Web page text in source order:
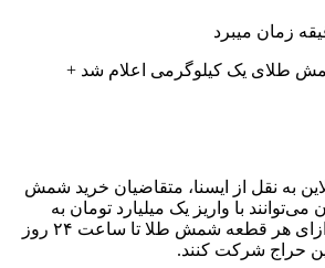
به نقل از ایسنا، متقاضیان خرید شمش
با واریز یک میلیارد تومان به
عنوان وجه الضمان به ازای هر قطعه شمش طلا تا ساعت ۲۴ روز